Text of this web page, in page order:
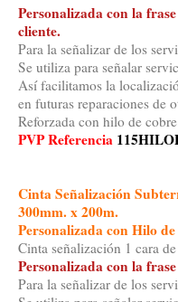
Personalizada con la
cliente.
Para la señalizar de los
Se utiliza para señalar
Así facilitamos la
en futuras reparaciones de
Reforzada con hilo de
PVP Referencia
Cinta Señalización
300mm. x 200m.
Personalizada con Hilo
Cinta señalización 1 cara
Personalizada con la
Para la señalizar de los